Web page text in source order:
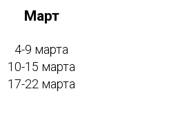
Март
4-9 марта
10-15 марта
17-22 марта